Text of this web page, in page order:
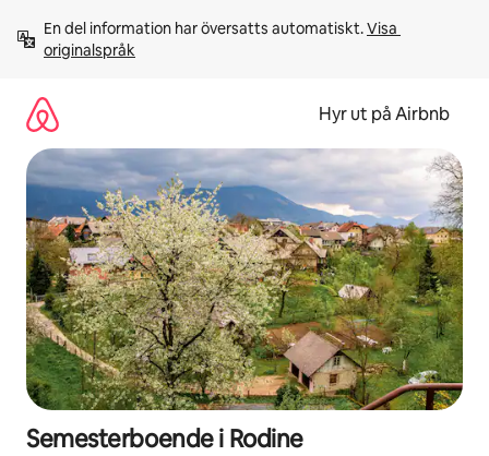
innehåll
En del information har översatts automatiskt. Visa
originalspråk
Hyr ut på Airbnb
Semesterboende i Rodine